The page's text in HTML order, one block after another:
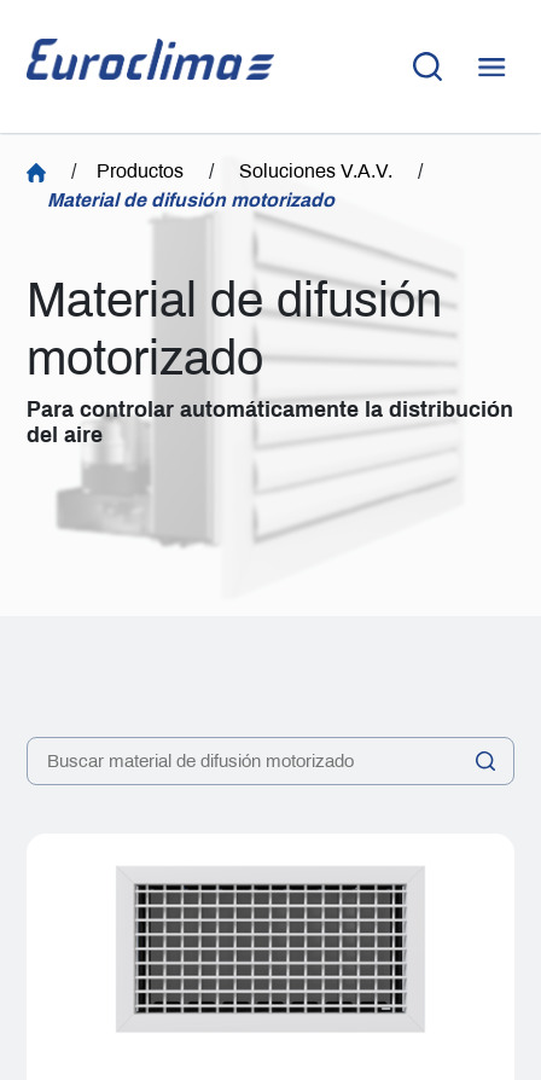
/ Productos / Soluciones V.A.V.
/
Material de difusión motorizado
Material de difusión
motorizado
Para controlar automáticamente la distribución
del aire